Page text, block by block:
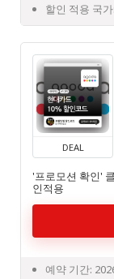
할인 적용 국가:
DEAL
'프로모션 확인'
인적용
예약 기간: